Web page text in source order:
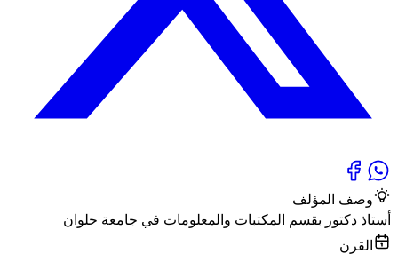
وصف المؤلف
أستاذ دكتور بقسم المكتبات والمعلومات في جامعة حلوان
القرن